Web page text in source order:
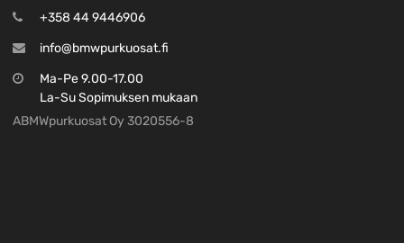
+358 44 9446906
info@bmwpurkuosat.fi
Ma-Pe 9.00-17.00
La-Su Sopimuksen mukaan
ABMWpurkuosat Oy 3020556-8